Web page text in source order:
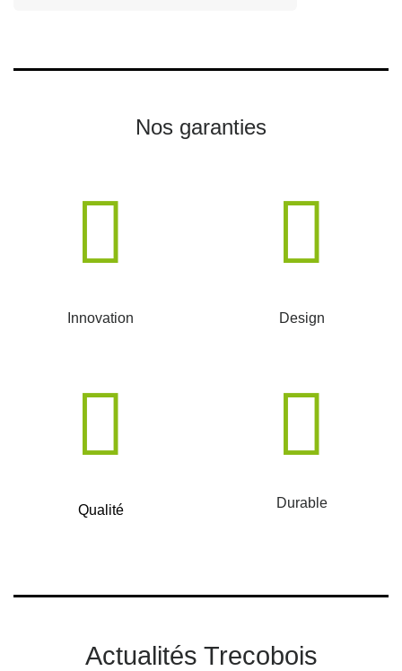
Nos garanties
Innovation Design
Qualité Durable
Actualités Trecobois